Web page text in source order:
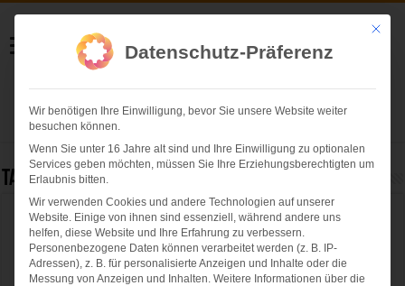
Helmut Swoboda
Fotografie
Herzlich willkommen
Tag Archives:
Einladung von OB Dieter Reiter zum
traditionellen Neujahrsempfang der
Münchner Feuerwehren 2026
Mit
Datenschutz-Präferenz
Wir benötigen Ihre Einwilligung, bevor Sie unsere Website weiter
besuchen können.
Wenn Sie unter 16 Jahre alt sind und Ihre Einwilligung zu optionalen
Services geben möchten, müssen Sie Ihre Erziehungsberechtigten um
Erlaubnis bitten.
Wir verwenden Cookies und andere Technologien auf unserer
Website. Einige von ihnen sind essenziell, während andere uns
helfen, diese Website und Ihre Erfahrung zu verbessern.
Personenbezogene Daten können verarbeitet werden (z. B. IP-
Adressen), z. B. für personalisierte Anzeigen und Inhalte oder die
Messung von Anzeigen und Inhalten. Weitere Informationen über die